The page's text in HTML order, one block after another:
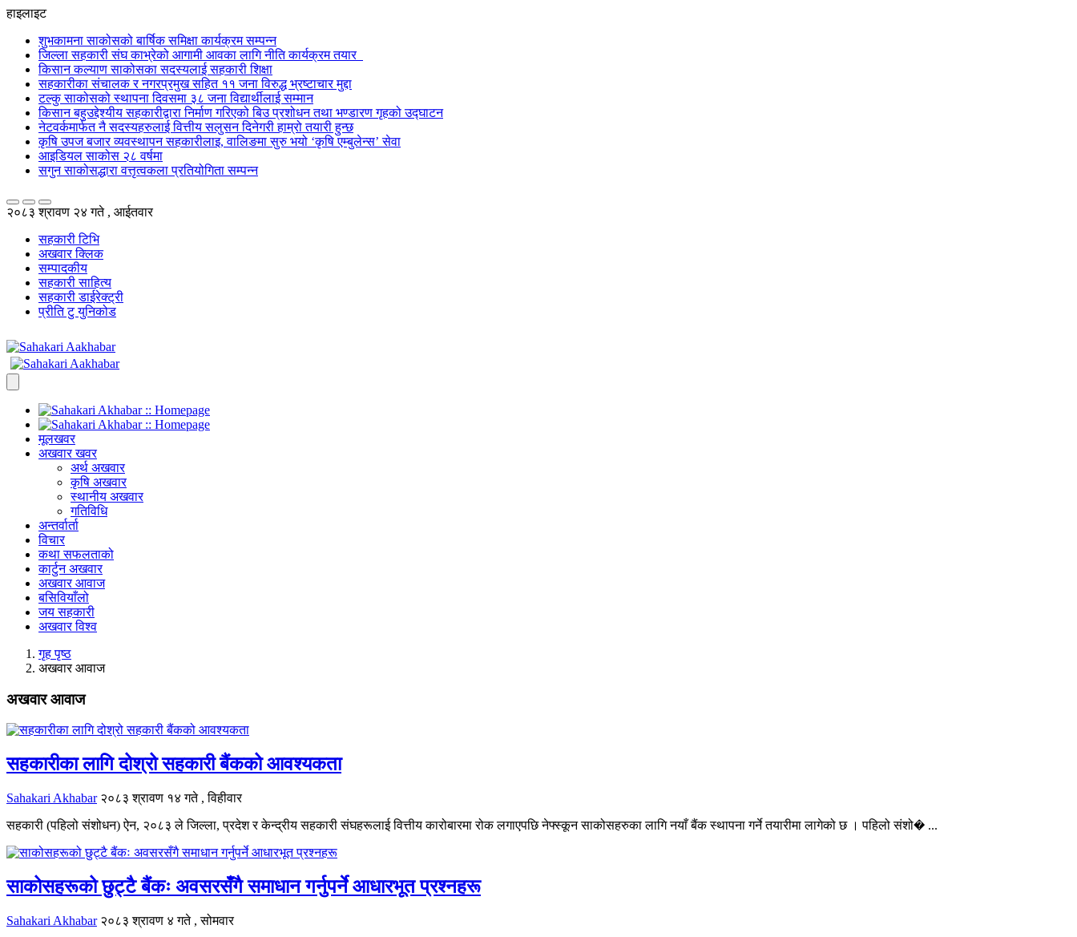
हाइलाइट
शुभकामना साकोसको बार्षिक समिक्षा कार्यक्रम सम्पन्न
जिल्ला सहकारी संघ काभ्रेको आगामी आवका लागि नीति कार्यक्रम तयार
किसान कल्याण साकोसका सदस्यलाई सहकारी शिक्षा
सहकारीका संचालक र नगरप्रमुख सहित ११ जना विरुद्ध भ्रष्टाचार मुद्दा
टल्कु साकोसको स्थापना दिवसमा ३८ जना विद्यार्थीलाई सम्मान
किसान बहुउद्देश्यीय सहकारीद्वारा निर्माण गरिएको बिउ प्रशोधन तथा भण्डारण गृहको उद्घाटन
नेटवर्कमार्फत नै सदस्यहरुलाई वित्तीय सलुसन दिनेगरी हाम्रो तयारी हुन्छ
कृषि उपज बजार व्यवस्थापन सहकारीलाइ, वालिङमा सुरु भयो ‘कृषि एम्बुलेन्स’ सेवा
आइडियल साकोस २८ वर्षमा
सगुन साकोसद्धारा वत्तृत्वकला प्रतियोगिता सम्पन्न
२०८३ श्रावण २४ गते , आईतवार
सहकारी टिभि
अखवार क्लिक
सम्पादकीय
सहकारी साहित्य
सहकारी डाईरेक्ट्री
प्रीति टु युनिकोड
मूलखवर
अखवार खवर
अर्थ अखवार
कृषि अखवार
स्थानीय अखवार
गतिविधि
अन्तर्वार्ता
विचार
कथा सफलताको
कार्टुन अखवार
अखवार आवाज
बसिवियाँलो
जय सहकारी
अखवार विश्व
गृह पृष्ठ
अखवार आवाज
अखवार आवाज
सहकारीका लागि दोश्रो सहकारी बैंकको आवश्यकता
Sahakari Akhabar २०८३ श्रावण १४ गते , विहीवार
सहकारी (पहिलो संशोधन) ऐन, २०८३ ले जिल्ला, प्रदेश र केन्द्रीय सहकारी संघहरूलाई वित्तीय कारोबारमा रोक लगाएपछि नेफ्स्कून साकोसहरुका लागि नयाँ बैंक स्थापना गर्ने तयारीमा लागेको छ । पहिलो संशो� ...
साकोसहरूको छुट्टै बैंकः अवसरसँगै समाधान गर्नुपर्ने आधारभूत प्रश्नहरू
Sahakari Akhabar २०८३ श्रावण ४ गते , सोमवार